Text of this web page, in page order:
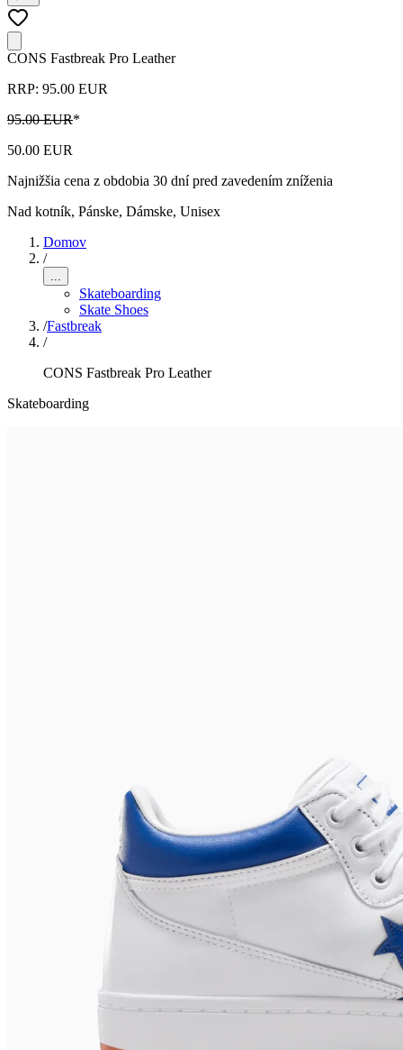
CONS Fastbreak Pro Leather
RRP: 95.00 EUR
95.00 EUR*
50.00 EUR
Najnižšia cena z obdobia 30 dní pred zavedením zníženia
Nad kotník, Pánske, Dámske, Unisex
Domov
/
...
Skateboarding
Skate Shoes
/Fastbreak
/
CONS Fastbreak Pro Leather
Skateboarding